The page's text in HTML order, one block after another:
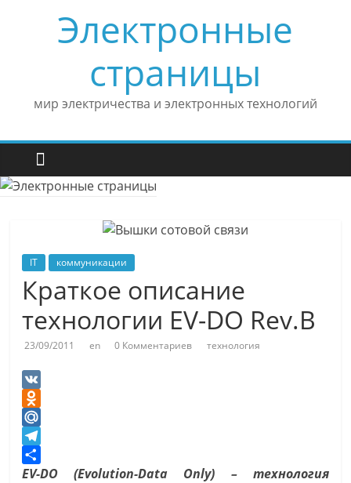
Электронные
страницы
мир электричества и электронных технологий
IT коммуникации
Краткое описание
технологии EV-DO Rev.B
23/09/2011 en 0 Комментариев технология
V
K
O
d
n
o
M
a
i
T
e
О
EV-DO (Evolution-Data Only) – технология